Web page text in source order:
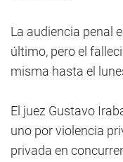
La audiencia penal
último, pero el
misma hasta el
El juez Gustavo
uno por violencia
privada en